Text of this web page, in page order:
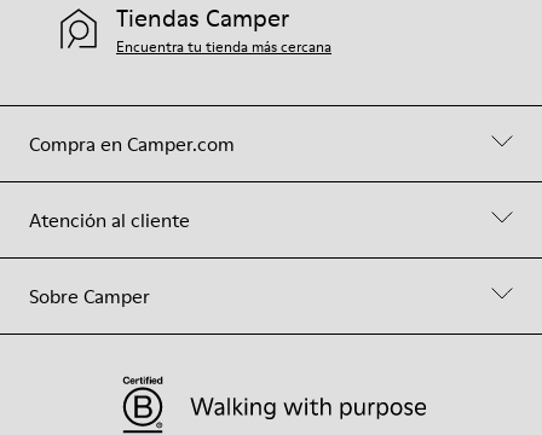
Compra en Camper.com
Atención al cliente
Sobre Camper
Tiendas Camper
Encuentra tu tienda más cercana